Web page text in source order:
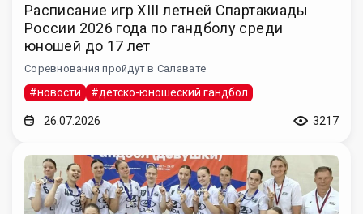
Расписание игр XIII летней Спартакиады
России 2026 года по гандболу среди
юношей до 17 лет
Соревнования пройдут в Салавате
#новости #детско-юношеский гандбол
26.07.2026 3217